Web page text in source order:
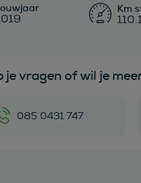
je vragen of wil je
085 0431 747